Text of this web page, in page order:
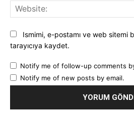
Ismimi, e-postamı ve web sitemi
tarayıcıya kaydet.
Notify me of follow-up comments
Notify me of new posts by email.